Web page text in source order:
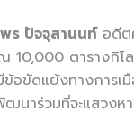
ร ปัจจุสานนท์อดีต
10,000 ตารางกิ
ข้อขัดแย้งทางการ
ฒนาร่วมที่จะแสวง